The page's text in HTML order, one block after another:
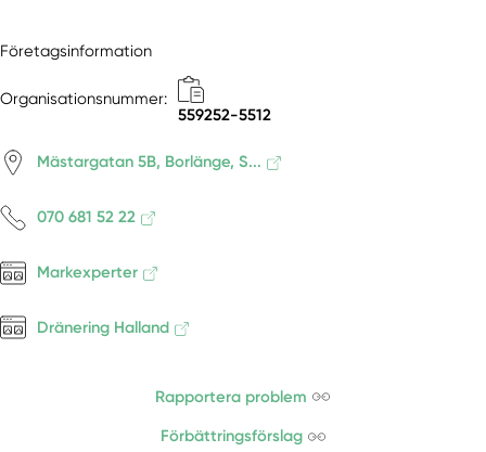
Företagsinformation
Organisationsnummer:
559252-5512
Mästargatan 5B, Borlänge, S...
070 681 52 22
Markexperter
Dränering Halland
Rapportera problem
Förbättringsförslag